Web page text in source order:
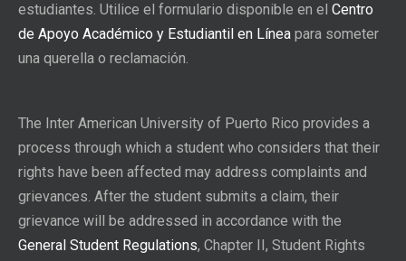
estudiantes. Utilice el formulario disponible en el Centro
de Apoyo Académico y Estudiantil en Línea para someter
una querella o reclamación.
The Inter American University of Puerto Rico provides a
process through which a student who considers that their
rights have been affected may address complaints and
grievances. After the student submits a claim, their
grievance will be addressed in accordance with the
General Student Regulations, Chapter II, Student Rights